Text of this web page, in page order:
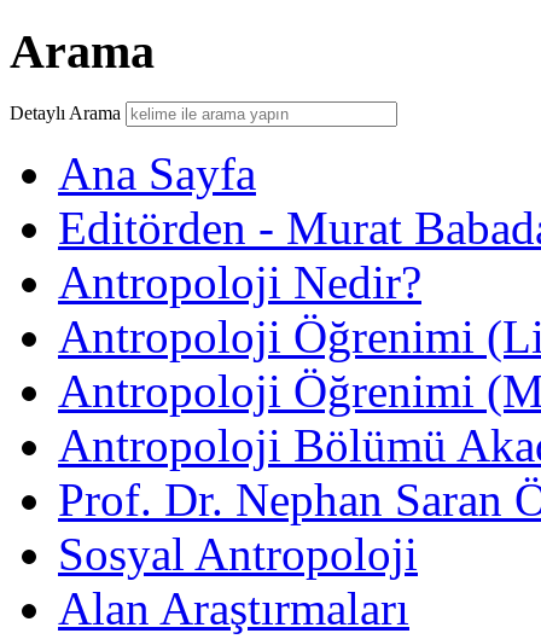
Arama
Detaylı Arama
Ana Sayfa
Editörden - Murat
Antropoloji Nedir?
Antropoloji Öğrenimi
Antropoloji Öğrenimi
Antropoloji Bölümü
Prof. Dr. Nephan Saran
Sosyal Antropoloji
Alan Araştırmaları